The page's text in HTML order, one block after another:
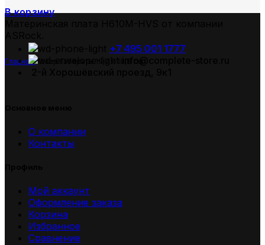
В корзину
ГлавнаяТовар Габариты
+7 495 001 1777
О компании
Контакты
Мой аккаунт
Оформление заказа
Корзина
Избранное
Сравнение